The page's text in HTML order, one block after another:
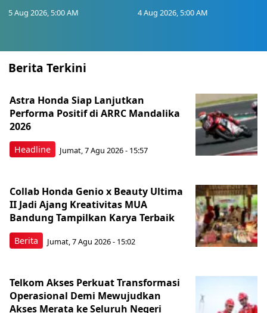
5 Aug 2026, 5:00 AM 4 Aug 2026, 5:00 AM
Berita Terkini
Headline
Astra Honda Siap Lanjutkan
Performa Positif di ARRC Mandalika
2026
Jumat, 7 Agu 2026 - 15:57
Berita
Collab Honda Genio x Beauty Ultima
II Jadi Ajang Kreativitas MUA
Bandung Tampilkan Karya Terbaik
Jumat, 7 Agu 2026 - 15:02
Telkom Akses Perkuat Transformasi
Operasional Demi Mewujudkan
Akses Merata ke Seluruh Negeri